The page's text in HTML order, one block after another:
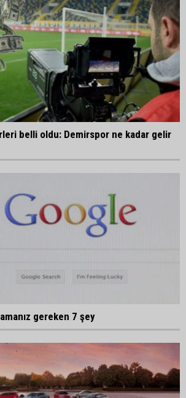
belli oldu: Demirspor ne kadar gelir
gereken 7 şey